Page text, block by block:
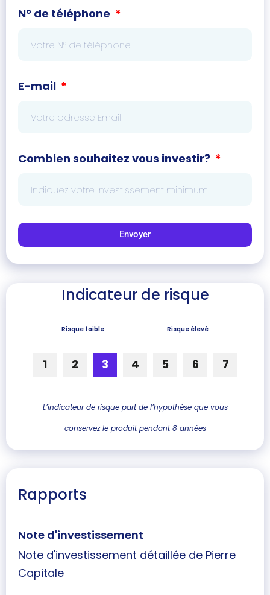
N° de téléphone
E-mail
Combien souhaitez vous investir?
Envoyer
Indicateur de risque
Risque faible Risque élevé
1 2 3 4 5 6 7
L’indicateur de risque part de l’hypothèse que vous
conservez le produit pendant 8 années
Rapports
Note d'investissement
Note d'investissement détaillée de Pierre
Capitale